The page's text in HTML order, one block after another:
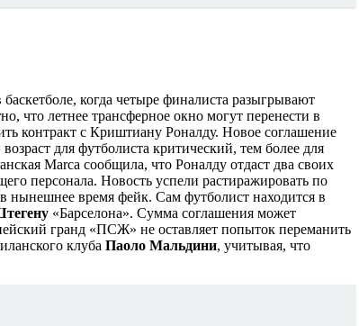
когда четыре финалиста разыгрывают
что летнее трансферное окно могут перенести в
контракт с Криштиану Роналду. Новое соглашение
для футболиста критический, тем более для
Marca сообщила, что Роналду отдаст два своих
персонала. Новость успели растиражировать по
нынешнее время фейк. Сам футболист находится в
«Барселона». Сумма соглашения может
гранд «ПСЖ» не оставляет попыток переманить
клуба Паоло Мальдини, учитывая, что